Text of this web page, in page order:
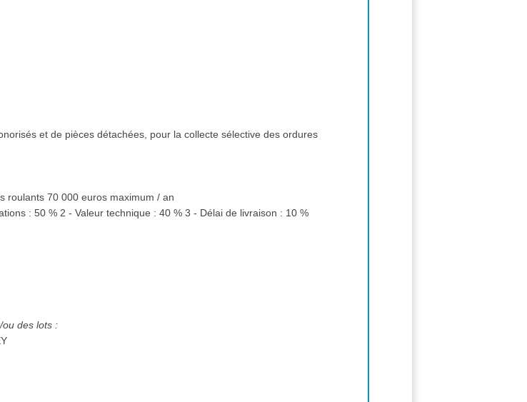
et de pièces détachées, pour la collecte sélective des ordures
fourniture de bacs roulants 70 000 euros maximum / an
1 - Prix des prestations : 50 % 2 - Valeur technique : 40 % 3 - Délai de livraison : 10 %
des lots :